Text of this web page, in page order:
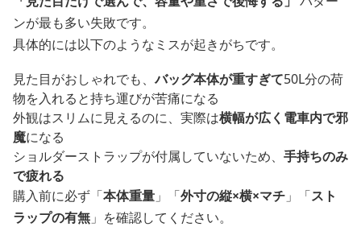
ンが最も多い失敗です。
具体的には以下のようなミスが起きがちです。
見た目がおしゃれでも、バッグ本体が重すぎて50L分の荷
物を入れると持ち運びが苦痛になる
外観はスリムに見えるのに、実際は横幅が広く電車内で邪
魔になる
ショルダーストラップが付属していないため、 手持ちのみ
で疲れる
購入前に必ず「本体重量 」「外寸の縦×横×マチ 」「スト
ラップの有無 」を確認してください。